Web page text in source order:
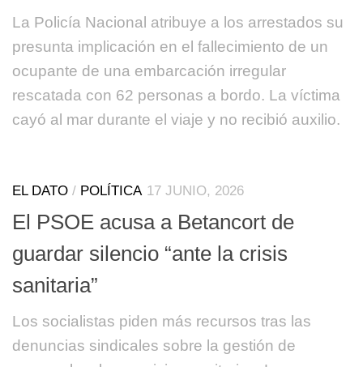
La Policía Nacional atribuye a los arrestados su
presunta implicación en el fallecimiento de un
ocupante de una embarcación irregular
rescatada con 62 personas a bordo. La víctima
cayó al mar durante el viaje y no recibió auxilio.
EL DATO / POLÍTICA 17 JUNIO, 2026
El PSOE acusa a Betancort de
guardar silencio “ante la crisis
sanitaria”
Los socialistas piden más recursos tras las
denuncias sindicales sobre la gestión de